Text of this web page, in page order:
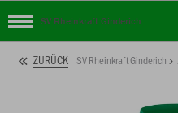
SV Rheinkraft Ginderich
ZURÜCK SV Rheinkraft Ginderich